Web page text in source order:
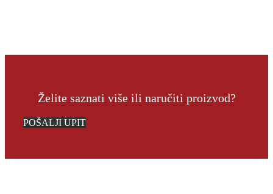
Želite saznati više ili naručiti proizvod?
POŠALJI UPIT